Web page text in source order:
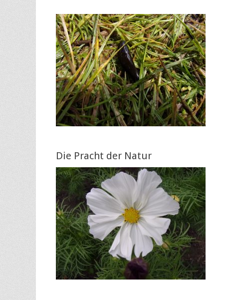
Die Pracht der Natur